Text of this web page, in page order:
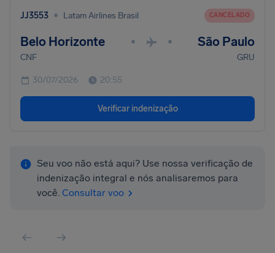
JJ3553 • Latam Airlines Brasil CANCELADO
Belo Horizonte • • São Paulo
CNF GRU
30/07/2026 20:55
Verificar indenização
Seu voo não está aqui? Use nossa verificação de
indenização integral e nós analisaremos para
você. Consultar voo